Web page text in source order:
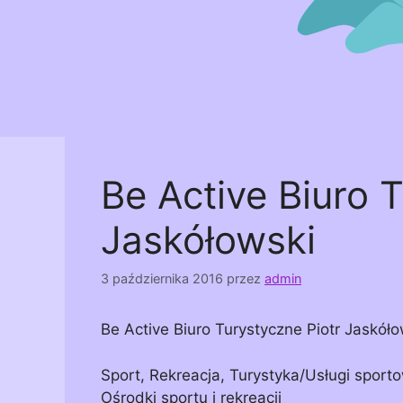
Be Active Biuro
Jaskółowski
3 października 2016 przez admin
Be Active Biuro Turystyczne Piotr
Sport, Rekreacja, Turystyka/Usługi
Ośrodki sportu i rekreacji